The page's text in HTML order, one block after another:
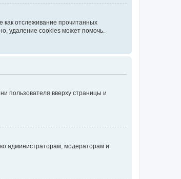
как отслеживание прочитанных
удаление cookies может помочь.
пользователя вверху страницы и
администраторам, модераторам и